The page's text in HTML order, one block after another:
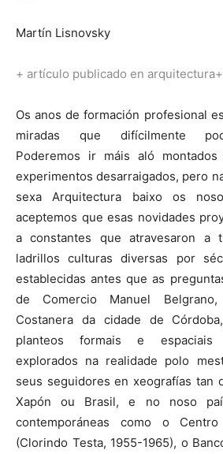
Martín Lisnovsky
+ artículo publicado en
Os anos de formación profesional
miradas que difícilmente
Poderemos ir máis aló
experimentos desarraigados, pero
sexa Arquitectura baixo os
aceptemos que esas novidades
a constantes que atravesaron a
ladrillos culturas diversas por
establecidas antes que as
de Comercio Manuel
Costanera da cidade de
planteos formais e espaciais
explorados na realidade polo
seus seguidores en xeografías tan
Xapón ou Brasil, e no noso
contemporáneas como o
(Clorindo Testa, 1955-1965), o